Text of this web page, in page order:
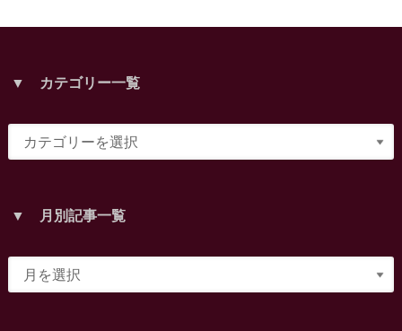
▼ カテゴリー一覧
▼ 月別記事一覧